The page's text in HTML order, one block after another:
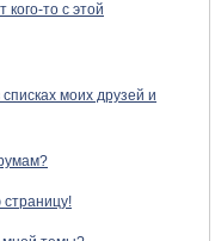
то с этой
моих друзей и
страницу!